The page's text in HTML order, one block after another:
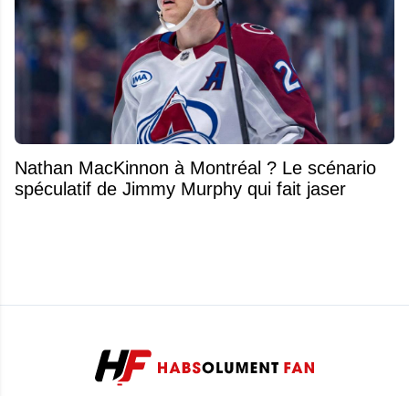
Nathan MacKinnon à Montréal ? Le scénario
spéculatif de Jimmy Murphy qui fait jaser